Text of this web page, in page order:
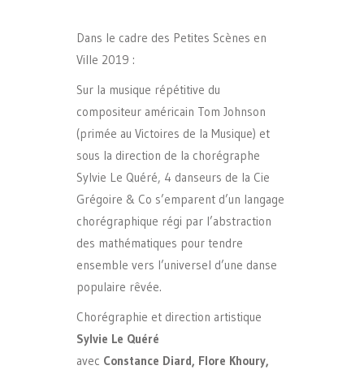
Dans le cadre des Petites Scènes en
Ville 2019 :
Sur la musique répétitive du
compositeur américain Tom Johnson
(primée au Victoires de la Musique) et
sous la direction de la chorégraphe
Sylvie Le Quéré, 4 danseurs de la Cie
Grégoire & Co s’emparent d’un langage
chorégraphique régi par l’abstraction
des mathématiques pour tendre
ensemble vers l’universel d’une danse
populaire rêvée.
Chorégraphie et direction artistique
Sylvie Le Quéré
avec Constance Diard, Flore Khoury,